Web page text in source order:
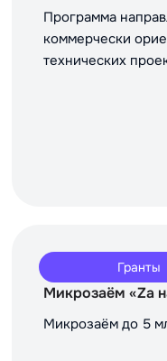
Программа
коммерчески
технических
Гранты
Микрозаём «Za
Микрозаём до 5